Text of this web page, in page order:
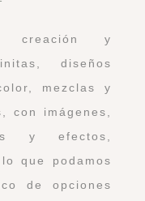
creación y
diseños
mezclas y
con imágenes,
y efectos,
que podamos
de opciones